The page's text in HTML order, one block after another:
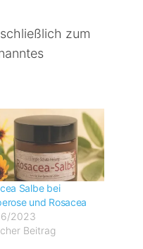
zum
Salbe bei
und Rosacea
2023
Beitrag